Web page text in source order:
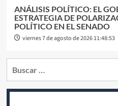
ANÁLISIS POLÍTICO: EL
ESTRATEGIA DE
POLÍTICO EN EL SENADO
viernes 7 de agosto de 2026 11:48:53